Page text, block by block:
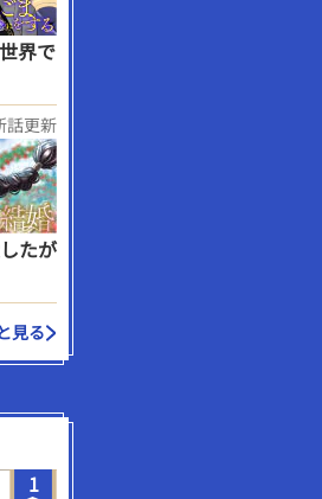
界で
話更新
たが
見る
1